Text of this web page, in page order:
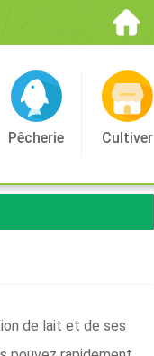
Pêcherie Cultiver
de lait et de ses